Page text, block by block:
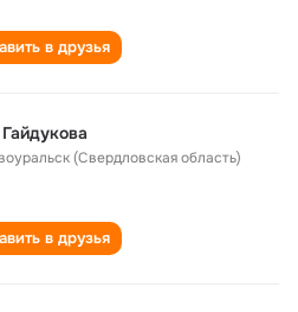
в друзья
(Свердловская область)
в друзья